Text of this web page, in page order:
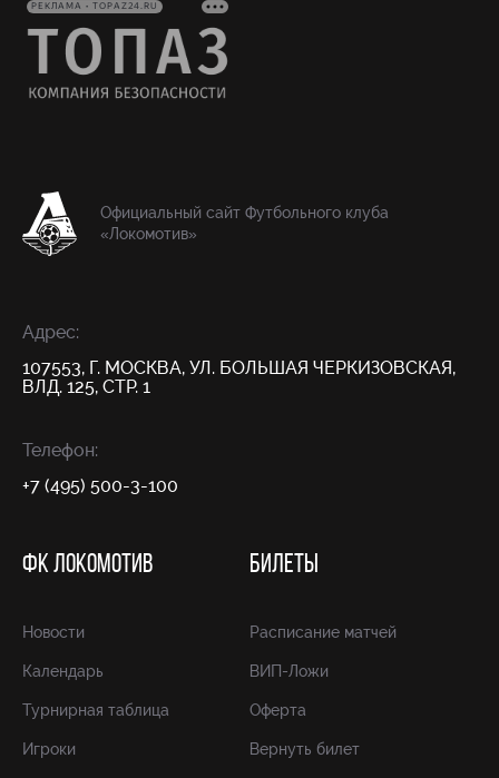
РЕКЛАМА • TOPAZ24.RU
Официальный сайт Футбольного клуба
«Локомотив»
Адрес:
107553, Г. МОСКВА, УЛ. БОЛЬШАЯ ЧЕРКИЗОВСКАЯ,
ВЛД. 125, СТР. 1
Телефон:
+7 (495) 500-3-100
ФК ЛОКОМОТИВ
Новости
Календарь
Турнирная таблица
Игроки
БИЛЕТЫ
Расписание матчей
ВИП-Ложи
Оферта
Вернуть билет